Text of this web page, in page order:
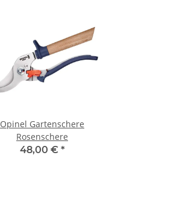
Opinel Gartenschere
Rosenschere
48,00 € *